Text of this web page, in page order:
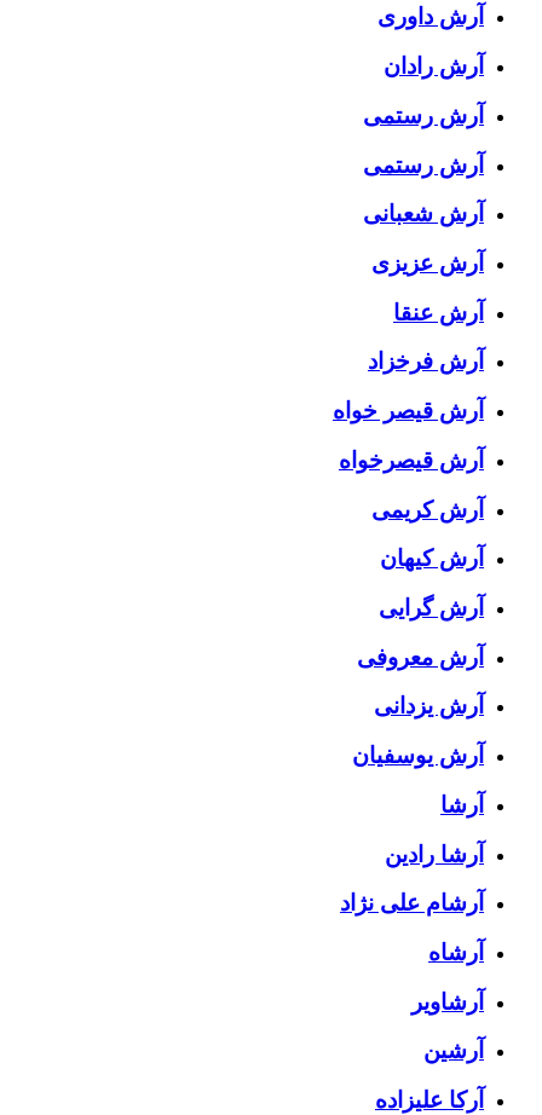
آرش داوری
آرش رادان
آرش رستمى
آرش رستمی
آرش شعبانی
آرش عزیزی
آرش عنقا
آرش فرخزاد
آرش قیصر خواه
آرش قیصرخواه
آرش کریمی
آرش کیهان
آرش گرایی
آرش معروفی
آرش یزدانی
آرش یوسفیان
آرشا
آرشا رادین
آرشام علی نژاد
آرشاه
آرشاویر
آرشین
آرکا علیزاده